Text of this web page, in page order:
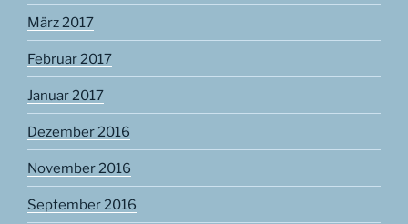
März 2017
Februar 2017
Januar 2017
Dezember 2016
November 2016
September 2016